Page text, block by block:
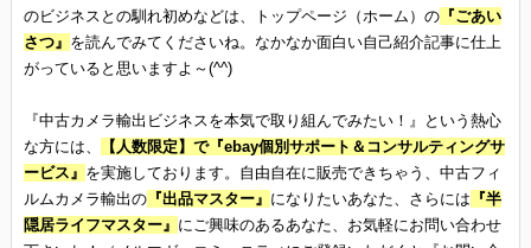
のビジネスとの馴れ初めなどは、トップページ（ホーム）の『ごあい
さつ』 を読んでみてくださいね。なかなか面白い自己紹介記事に仕上
がっていると思いますよ～(^^)
『中古カメラ輸出ビジネスを本気で取り組んでみたい！』という熱心
な方には、
【人数限定】で『ebay個別サポート＆コンサルティングサ
ービス』 を実施しております。自由自在に販売できちゃう、中古フィ
ルムカメラ輸出の『出品マスター』 になりたいあなた、さらには 『半
隠居ライフマスター』 にご興味のあるあなた、お気軽にお問い合わせ